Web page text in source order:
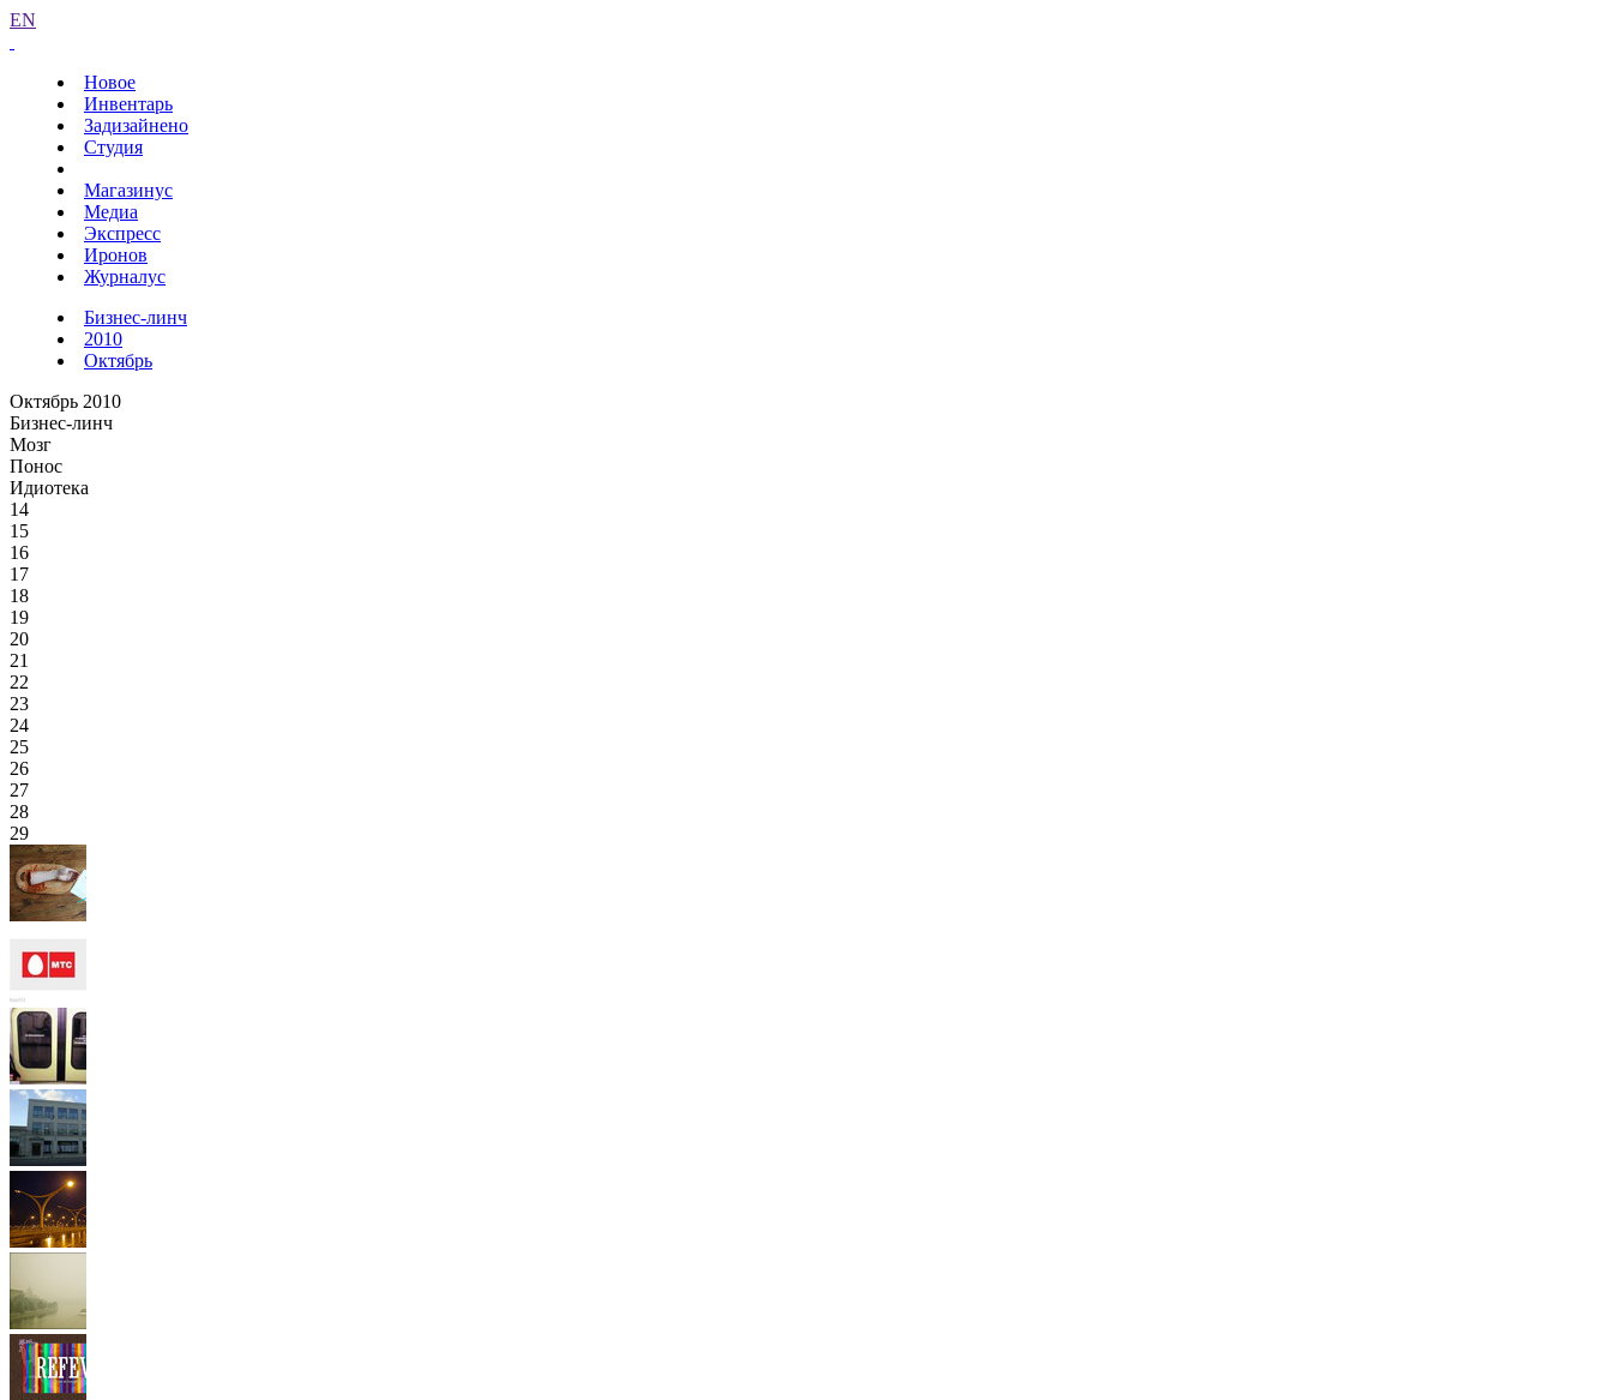
EN
Новое
Инвентарь
Задизайнено
Студия
Магазинус
Медиа
Экспресс
Иронов
Журналус
Бизнес-линч
2010
Октябрь
Октябрь 2010
Бизнес-линч
Мозг
Понос
Идиотека
14
15
16
17
18
19
20
21
22
23
24
25
26
27
28
29